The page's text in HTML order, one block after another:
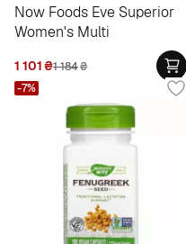
Now Foods Eve Superior
Women's Multi
1 101₴1 184₴
-7%